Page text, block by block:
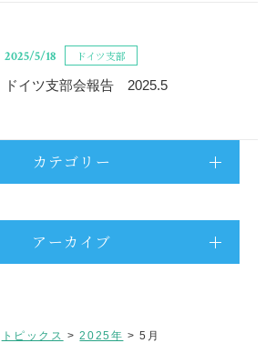
2025/5/18 ドイツ支部
ドイツ支部会報告 2025.5
カテゴリー
アーカイブ
トピックス >2025年 >5月